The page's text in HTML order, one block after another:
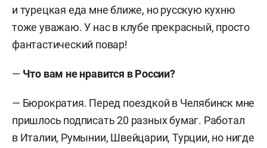
и турецкая еда мне ближе, но русскую кухню
тоже уважаю. У нас в клубе прекрасный, просто
фантастический повар!
— Что вам не нравится в России?
— Бюрократия. Перед поездкой в Челябинск мне
пришлось подписать 20 разных бумаг. Работал
в Италии, Румынии, Швейцарии, Турции, но нигде